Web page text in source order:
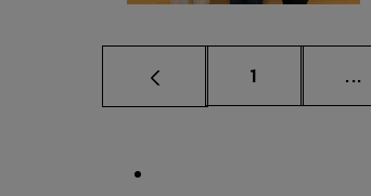
Página
1 ...